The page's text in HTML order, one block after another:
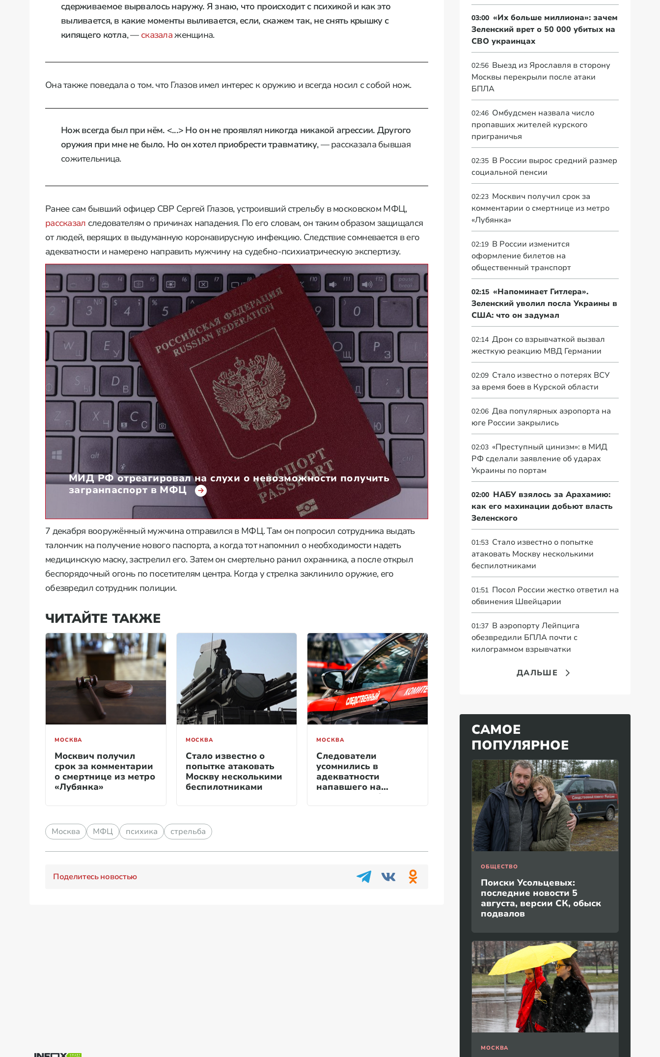
сдерживаемое вырвалось наружу. Я знаю, что происходит с психикой и как это
выливается, в какие моменты выливается, если, скажем так, не снять крышку с
кипящего котла, — сказалаженщина.
Она также поведала о том. что Глазов имел интерес к оружию и всегда носил с собой нож.
Нож всегда был при нём. <...> Но он не проявлял никогда никакой агрессии. Другого
оружия при мне не было. Но он хотел приобрести травматику, — рассказала бывшая
сожительница.
Ранее сам бывший офицер СВР Сергей Глазов, устроивший стрельбу в московском МФЦ,
рассказал следователям о причинах нападения. По его словам, он таким образом защищался
от людей, верящих в выдуманную коронавирусную инфекцию. Следствие сомневается в его
адекватности и намерено направить мужчину на судебно-психиатрическую экспертизу.
МИД РФ отреагировал на слухи о невозможности получить
загранпаспорт в МФЦ
7 декабря вооружённый мужчина отправился в МФЦ. Там он попросил сотрудника выдать
талончик на получение нового паспорта, а когда тот напомнил о необходимости надеть
медицинскую маску, застрелил его. Затем он смертельно ранил охранника, а после открыл
беспорядочный огонь по посетителям центра. Когда у стрелка заклинило оружие, его
обезвредил сотрудник полиции.
ЧИТАЙТЕ ТАКЖЕ
МОСКВА
Москвич получил
срок за комментарии
о смертнице из метро
«Лубянка»
МОСКВА
Стало известно о
попытке атаковать
Москву несколькими
беспилотниками
МОСКВА
Следователи
усомнились в
адекватности
напавшего на
работницу МФЦ
Москва МФЦ психика стрельба
Поделитесь новостью
03:00 «Их больше миллиона»: зачем
Зеленский врет о 50 000 убитых на
СВО украинцах
02:56 Выезд из Ярославля в сторону
Москвы перекрыли после атаки
БПЛА
02:46 Омбудсмен назвала число
пропавших жителей курского
приграничья
02:35 В России вырос средний размер
социальной пенсии
02:23 Москвич получил срок за
комментарии о смертнице из метро
«Лубянка»
02:19 В России изменится
оформление билетов на
общественный транспорт
02:15 «Напоминает Гитлера».
Зеленский уволил посла Украины в
США: что он задумал
02:14 Дрон со взрывчаткой вызвал
жесткую реакцию МВД Германии
02:09 Стало известно о потерях ВСУ
за время боев в Курской области
02:06 Два популярных аэропорта на
юге России закрылись
02:03 «Преступный цинизм»: в МИД
РФ сделали заявление об ударах
Украины по портам
02:00 НАБУ взялось за Арахамию:
как его махинации добьют власть
Зеленского
01:53 Стало известно о попытке
атаковать Москву несколькими
беспилотниками
01:51 Посол России жестко ответил на
обвинения Швейцарии
01:37 В аэропорту Лейпцига
обезвредили БПЛА почти с
килограммом взрывчатки
ДАЛЬШЕ
САМОЕ
ПОПУЛЯРНОЕ
ОБЩЕСТВО
Поиски Усольцевых:
последние новости 5
августа, версии СК, обыск
подвалов
МОСКВА